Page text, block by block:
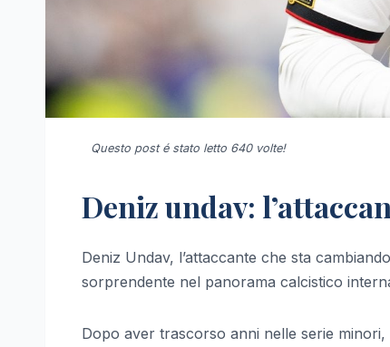
Questo post é stato letto 640 volte!
Deniz undav:
Deniz Undav, l’attaccante che sta
sorprendente nel panorama calcistico
Dopo aver trascorso anni nelle serie